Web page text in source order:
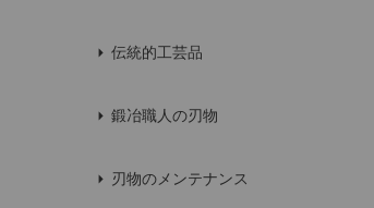
伝統的工芸品
鍛冶職人の刃物
刃物のメンテナンス